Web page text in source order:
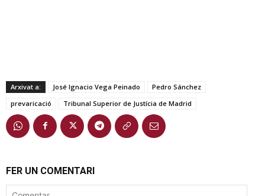
Arxivat a: José Ignacio Vega Peinado
Pedro Sánchez
prevaricació
Tribunal Superior de Justícia de Madrid
FER UN COMENTARI